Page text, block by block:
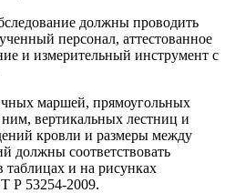
должны проводить
персонал, аттестованное
и измерительный инструмент с
маршей, прямоугольных
вертикальных лестниц и
кровли и размеры между
должны соответствовать
и на рисунках
53254-2009.